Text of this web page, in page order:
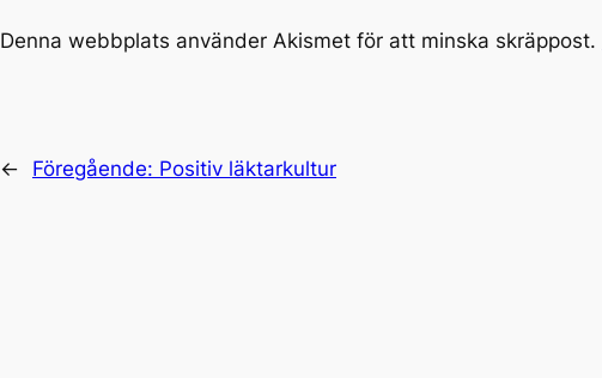
Denna webbplats använder Akismet för att minska skräppost.
← Föregående: Positiv läktarkultur